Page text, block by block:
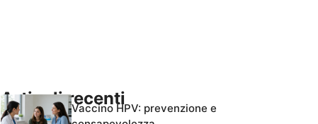
Articoli recentiVaccino HPV: prevenzione e